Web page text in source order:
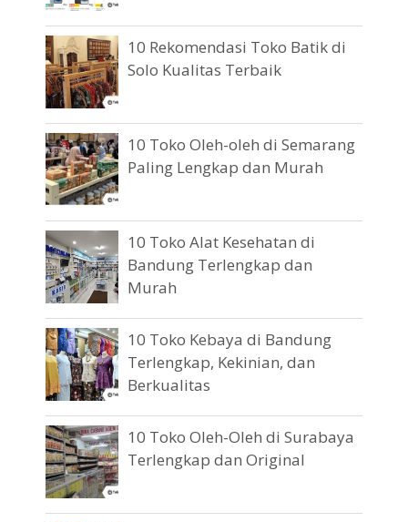
10 Rekomendasi Toko Batik di
Solo Kualitas Terbaik
10 Toko Oleh-oleh di Semarang
Paling Lengkap dan Murah
10 Toko Alat Kesehatan di
Bandung Terlengkap dan
Murah
10 Toko Kebaya di Bandung
Terlengkap, Kekinian, dan
Berkualitas
10 Toko Oleh-Oleh di Surabaya
Terlengkap dan Original